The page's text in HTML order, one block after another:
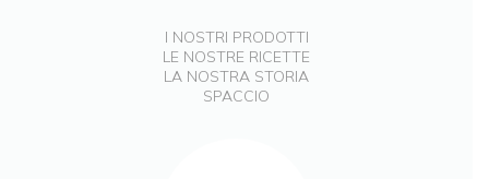
I NOSTRI PRODOTTI
LE NOSTRE RICETTE
LA NOSTRA STORIA
SPACCIO